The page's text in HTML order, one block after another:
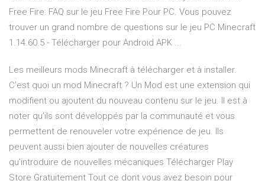
Free Fire: FAQ sur le jeu Free Fire Pour PC. Vous pouvez
trouver un grand nombre de questions sur le jeu PC Minecraft
1.14.60.5 - Télécharger pour Android APK ...
Les meilleurs mods Minecraft à télécharger et à installer.
C’est quoi un mod Minecraft ? Un Mod est une extension qui
modifient ou ajoutent du nouveau contenu sur le jeu. Il est à
noter qu’ils sont développés par la communauté et vous
permettent de renouveler votre expérience de jeu. Ils
peuvent aussi bien ajouter de nouvelles créatures
qu’introduire de nouvelles mécaniques Télécharger Play
Store Gratuitement Tout ce dont vous avez besoin pour